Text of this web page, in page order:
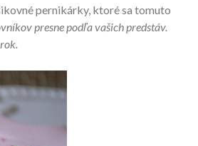
pernikárky, ktoré sa tomuto
presne podľa vašich predstáv.